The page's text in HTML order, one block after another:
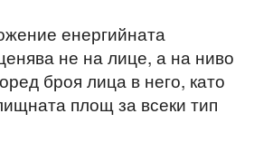
енергийната
не на лице, а на ниво
броя лица в него, като
площ за всеки тип